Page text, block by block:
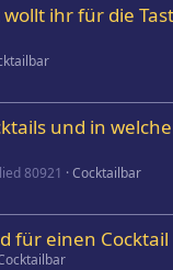
ihr für die
und in
80921
Cocktailbar
für einen Cocktail